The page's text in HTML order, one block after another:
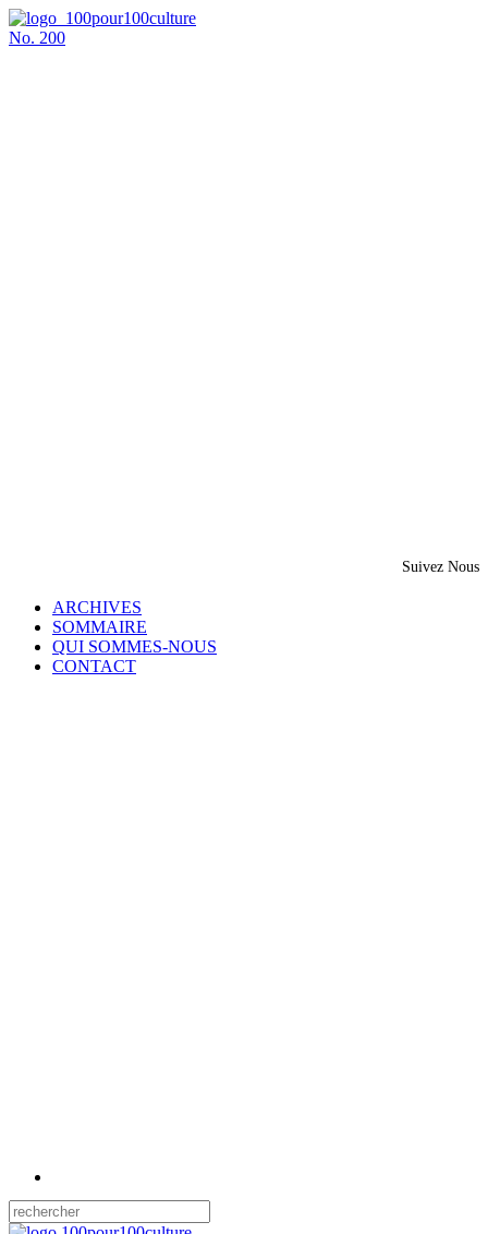
No. 200
Suivez Nous
ARCHIVES
SOMMAIRE
QUI SOMMES-NOUS
CONTACT